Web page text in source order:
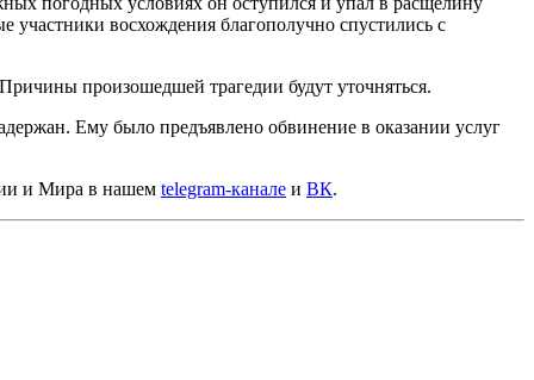
восхождения благополучно спустились с
произошедшей трагедии будут уточняться.
Ему было предъявлено обвинение в оказании услуг
и Мира в нашем telegram-канале и ВК.